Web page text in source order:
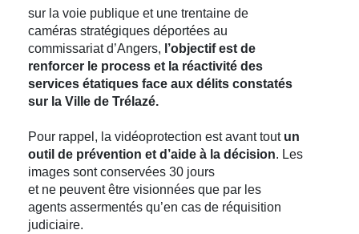
sur la voie publique et une trentaine de
caméras stratégiques déportées au
commissariat d’Angers, l’objectif est de
renforcer le process et la réactivité des
services étatiques face aux délits constatés
sur la Ville de Trélazé.
Pour rappel, la vidéoprotection est avant tout un
outil de prévention et d’aide à la décision. Les
images sont conservées 30 jours
et ne peuvent être visionnées que par les
agents assermentés qu’en cas de réquisition
judiciaire.